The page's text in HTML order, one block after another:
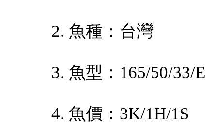
2. 魚種：台灣
3. 魚型：165/50/33/E
4. 魚價：3K/1H/1S